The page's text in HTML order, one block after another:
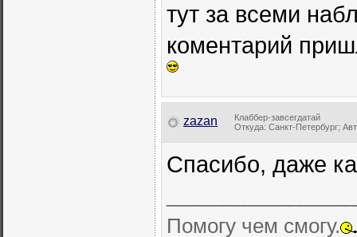
тут за всеми
коментарий
zazan
Клаббер-завсегдатай
Откуда: Санкт-Петербург;
Спасибо, даже
Помогу чем смогу.